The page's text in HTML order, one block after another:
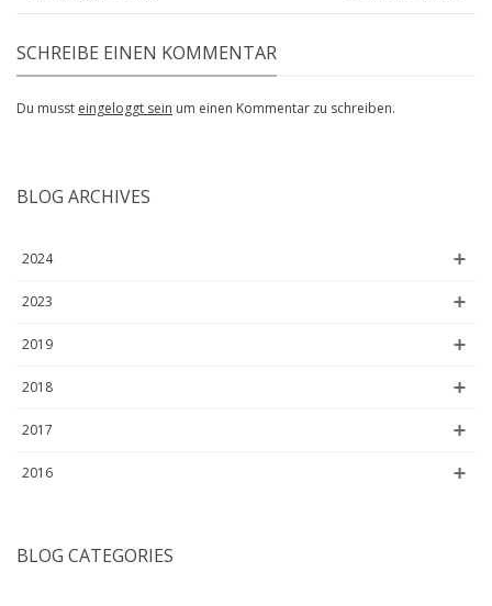
SCHREIBE EINEN KOMMENTAR
Du musst eingeloggt sein um einen Kommentar zu schreiben.
BLOG ARCHIVES
2024
2023
2019
2018
2017
2016
BLOG CATEGORIES